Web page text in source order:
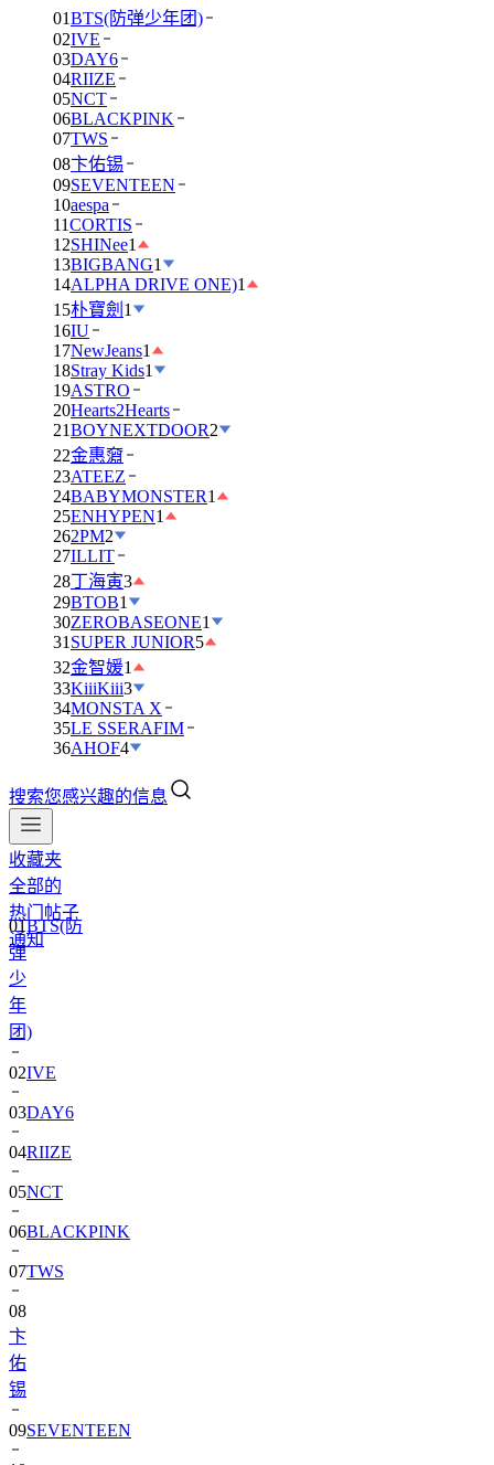
01BTS(防弹少年团)
02IVE
03DAY6
04RIIZE
05NCT
06BLACKPINK
07TWS
08卞佑锡
09SEVENTEEN
10aespa
11CORTIS
12SHINee1
13BIGBANG1
14ALPHA DRIVE ONE)1
15朴寶劍 1
16IU
17NewJeans1
18Stray Kids1
19ASTRO
20Hearts2Hearts
21BOYNEXTDOOR2
22金惠奫
23ATEEZ
24BABYMONSTER1
25ENHYPEN1
262PM2
27ILLIT
28丁海寅3
29BTOB1
30ZEROBASEONE1
31 SUPER JUNIOR5
32金智媛1
33KiiiKiii3
34MONSTA X
35LE SSERAFIM
36AHOF4
搜索您感兴趣的信息
收藏夹
全部的
热门帖子
通知
01BTS(防
弹
少
年
团)
02IVE
03DAY6
04RIIZE
05NCT
06BLACKPINK
07TWS
08
卞
佑
锡
09
10aespa